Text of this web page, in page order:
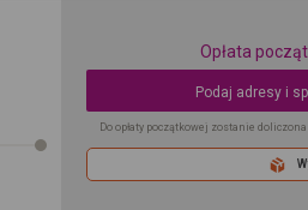
Opłata
Podaj adresy i
Do opłaty początkowej zostanie